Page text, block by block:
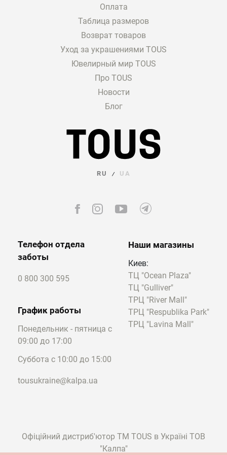
Оплата
Таблица размеров
Возврат товаров
Уход за украшениями TOUS
Ювелирный мир TOUS
Про TOUS
Новости
Блог
RU / UA
Телефон отдела
заботы
0 800 300 595
График работы
Понедельник - пятница с
09:00 до 17:00
Суббота с 10:00 до 15:00
tousukraine@kalpa.ua
Наши магазины
Киев:
ТЦ "Ocean Plaza"
ТЦ "Gulliver"
ТРЦ "River Mall"
ТРЦ "Respublika Park"
ТРЦ "Lavina Mall"
Офіційний дистриб'ютор ТМ TOUS в Україні ТОВ
"Калпа"